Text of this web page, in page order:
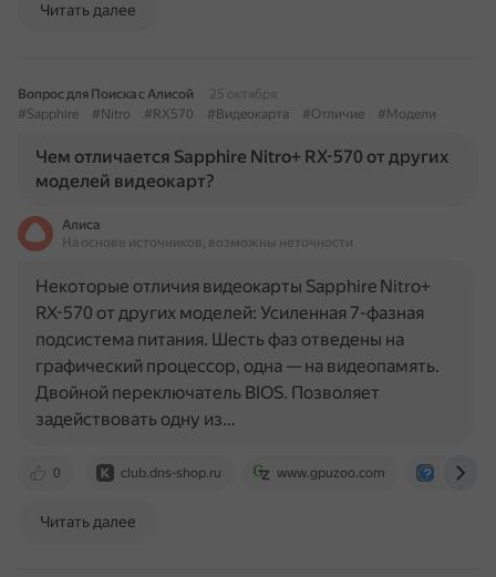
Читать далее
Вопрос для Поиска с Алисой
25 октября
#Sapphire
#Nitro #RX570 #Видеокарта #Отличие #Модели
Чем отличается Sapphire Nitro+ RX-570 от других
моделей видеокарт?
Алиса
На основе источников, возможны неточности
0 club.dns-shop.ru www.gpuzoo.com
Некоторые отличия видеокарты Sapphire Nitro+
RX-570 от других моделей: Усиленная 7-фазная
подсистема питания. Шесть фаз отведены на
графический процессор, одна — на видеопамять.
Двойной переключатель BIOS. Позволяет
задействовать одну из…
Читать далее